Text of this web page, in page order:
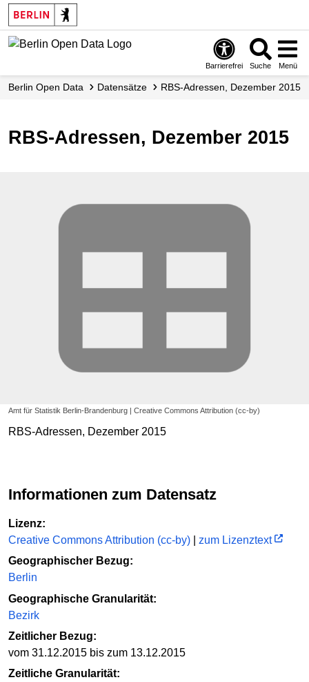
Skip
to
main
Barrierefrei Suche Menü
Berlin Open Data Datensätze RBS-Adressen, Dezember 2015
RBS-Adressen, Dezember 2015
Amt für Statistik Berlin-Brandenburg | Creative Commons Attribution (cc-by)
RBS-Adressen, Dezember 2015
Informationen zum Datensatz
Lizenz:
Creative Commons Attribution (cc-by)
zum Lizenztext
Geographischer Bezug:
Berlin
Geographische Granularität:
Bezirk
Zeitlicher Bezug:
vom 31.12.2015 bis zum 13.12.2015
Zeitliche Granularität: